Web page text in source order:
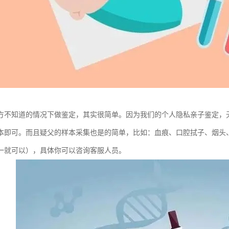
不知道的情况下做鉴定，其实很简单。因为我们的个人隐私亲子鉴定
即可。而且疑父的样本采集也是的简单，比如：血痕、口腔拭子、烟
就可以），具体你可以咨询客服人员。